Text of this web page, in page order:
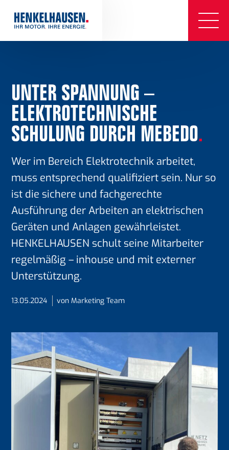
UNTER SPANNUNG –
ELEKTROTECHNISCHE
SCHULUNG DURCH MEBEDO.
Wer im Bereich Elektrotechnik arbeitet,
muss entsprechend qualifiziert sein. Nur so
ist die sichere und fachgerechte
Ausführung der Arbeiten an elektrischen
Geräten und Anlagen gewährleistet.
HENKELHAUSEN schult seine Mitarbeiter
regelmäßig – inhouse und mit externer
Unterstützung.
13.05.2024 von Marketing Team